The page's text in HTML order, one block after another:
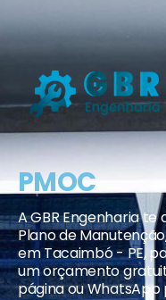
PMOC
A GBR Engenharia
Plano de
em Tacaimbó - PE,
um orçamento
página ou